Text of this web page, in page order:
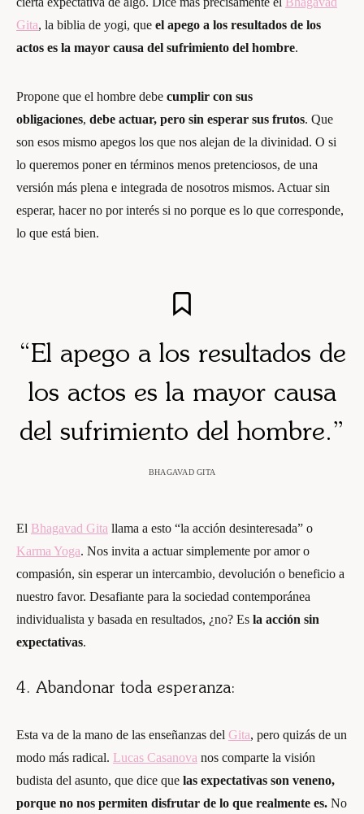
Gita, la biblia de yogi, que el apego a los resultados de los
actos es la mayor causa del sufrimiento del hombre.
Propone que el hombre debe cumplir con sus
obligaciones, debe actuar, pero sin esperar sus frutos. Que
son esos mismo apegos los que nos alejan de la divinidad. O si
lo queremos poner en términos menos pretenciosos, de una
versión más plena e integrada de nosotros mismos. Actuar sin
esperar, hacer no por interés si no porque es lo que corresponde,
lo que está bien.
“El apego a los resultados de
los actos es la mayor causa
del sufrimiento del hombre.”
BHAGAVAD GITA
El Bhagavad Gita llama a esto “la acción desinteresada” o
Karma Yoga. Nos invita a actuar simplemente por amor o
compasión, sin esperar un intercambio, devolución o beneficio a
nuestro favor. Desafiante para la sociedad contemporánea
individualista y basada en resultados, ¿no? Es la acción sin
expectativas.
4. Abandonar toda esperanza:
Esta va de la mano de las enseñanzas del Gita, pero quizás de un
modo más radical. Lucas Casanova nos comparte la visión
budista del asunto, que dice que las expectativas son veneno,
porque no nos permiten disfrutar de lo que realmente es. No